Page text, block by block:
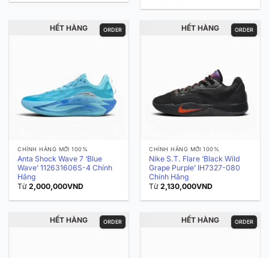
ORDER
HẾT HÀNG
CHÍNH HÃNG MỚI 100%
Anta Shock Wave 7 ‘Blue
Wave’ 112631606S-4 Chính
Hãng
Từ2,000,000VND
ORDER
HẾT HÀNG
CHÍNH HÃNG MỚI 100%
Nike S.T. Flare ‘Black Wild
Grape Purple’ IH7327-080
Chính Hãng
Từ2,130,000VND
ORDER
HẾT HÀNG ORDER
HẾT HÀNG